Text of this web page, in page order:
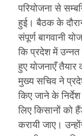
परियोजना से
हुई। बैठक के
संपूर्ण बागवानी
कि प्रदेश में उन्नत
हुए योजनाएँ तैयार
मुख्य सचिव ने
किए जाने के
लिए किसानों को
करायी जाए।